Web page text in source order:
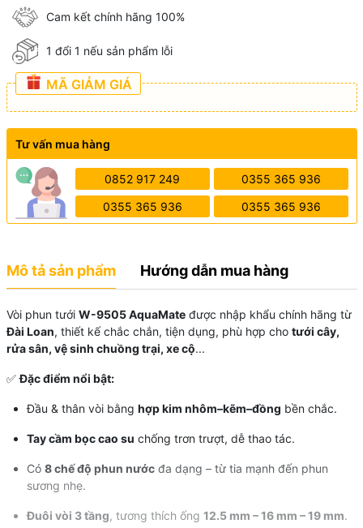
Cam kết chính hãng 100%
1 đổi 1 nếu sản phẩm lỗi
MÃ GIẢM GIÁ
Tư vấn mua hàng
0852 917 249 0355 365 936
0355 365 936 0355 365 936
Mô tả sản phẩm Hướng dẫn mua hàng
Vòi phun tưới W-9505 AquaMateđược nhập khẩu chính hãng từ
Đài Loan, thiết kế chắc chắn, tiện dụng, phù hợp cho tưới cây,
rửa sân, vệ sinh chuồng trại, xe cộ...
✅Đặc điểm nổi bật:
Đầu & thân vòi bằng hợp kim nhôm–kẽm–đồng bền chắc.
Tay cầm bọc cao su chống trơn trượt, dễ thao tác.
Có 8 chế độ phun nướcđa dạng – từ tia mạnh đến phun
sương nhẹ.
Đuôi vòi 3 tầng, tương thích ống 12.5 mm – 16 mm – 19 mm.